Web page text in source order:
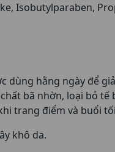
Isobutylparaben,
dùng hằng ngày để
bã nhờn, loại bỏ
trang điểm và buổi
khô da.